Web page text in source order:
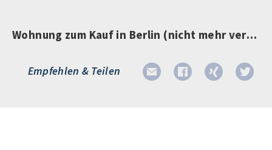
Wohnung zum Kauf in Berlin (nicht mehr verfügbar)
Empfehlen & Teilen